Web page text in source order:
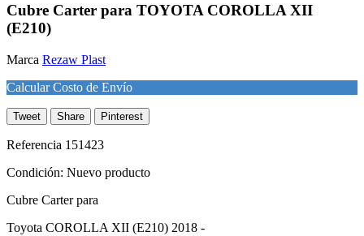
Cubre Carter para TOYOTA COROLLA XII
(E210)
Marca Rezaw Plast
Calcular Costo de Envío
Tweet Share Pinterest
Referencia 151423
Condición: Nuevo producto
Cubre Carter para
Toyota COROLLA XII (E210) 2018 -